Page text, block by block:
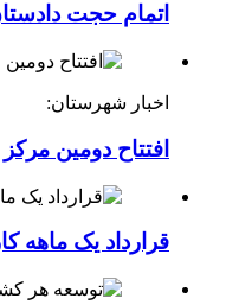
اتمام حجت
اخبار شهرستان:
افتتاح دومین
قرارداد یک ماهه